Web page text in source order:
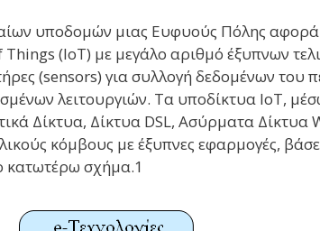
υποδομών μιας Ευφυούς Πόλης αφορά
(IoT) με μεγάλο αριθμό έξυπνων
(sensors) για συλλογή δεδομένων του
λειτουργιών. Τα υποδίκτυα IoT,
Δίκτυα, Δίκτυα DSL, Ασύρματα Δίκτυα
κόμβους με έξυπνες εφαρμογές,
κατωτέρω σχήμα.1